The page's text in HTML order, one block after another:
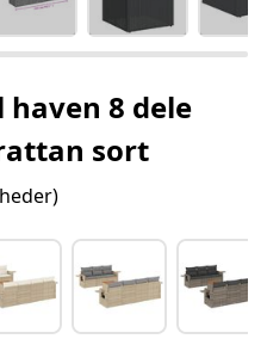
8 dele
sort